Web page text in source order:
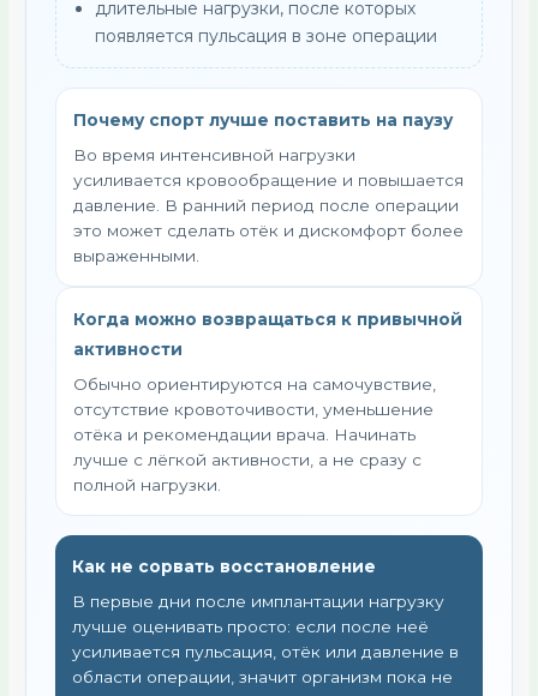
длительные нагрузки, после которых
появляется пульсация в зоне операции
Почему спорт лучше поставить на паузу
Во время интенсивной нагрузки
усиливается кровообращение и повышается
давление. В ранний период после операции
это может сделать отёк и дискомфорт более
выраженными.
Когда можно возвращаться к привычной
активности
Обычно ориентируются на самочувствие,
отсутствие кровоточивости, уменьшение
отёка и рекомендации врача. Начинать
лучше с лёгкой активности, а не сразу с
полной нагрузки.
Как не сорвать восстановление
В первые дни после имплантации нагрузку
лучше оценивать просто: если после неё
усиливается пульсация, отёк или давление в
области операции, значит организм пока не